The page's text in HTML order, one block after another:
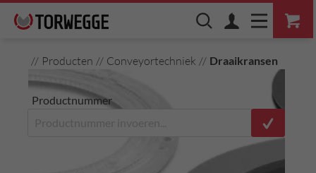
// Producten // Conveyortechniek // Draaikransen
Productnummer